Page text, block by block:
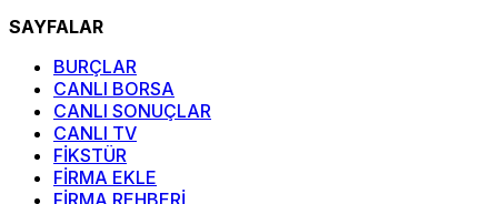
SAYFALAR
BURÇLAR
CANLI BORSA
CANLI SONUÇLAR
CANLI TV
FİKSTÜR
FİRMA EKLE